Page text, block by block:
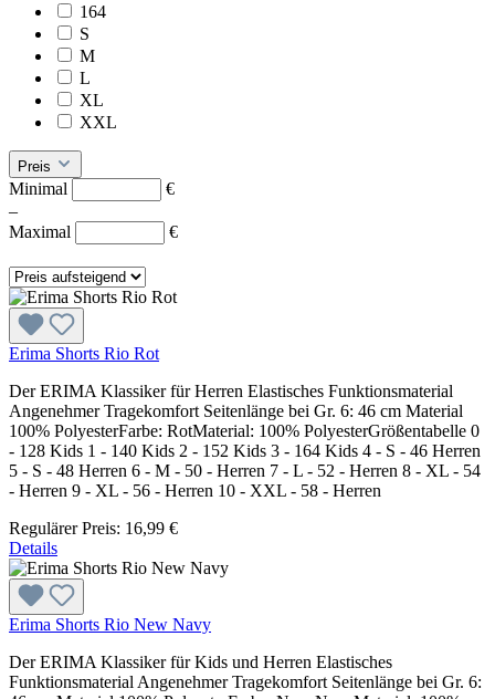
164
S
M
L
XL
XXL
Preis
Minimal
€
–
Maximal
€
Erima Shorts Rio Rot
Der ERIMA Klassiker für Herren Elastisches Funktionsmaterial
Angenehmer Tragekomfort Seitenlänge bei Gr. 6: 46 cm Material
100% PolyesterFarbe: RotMaterial: 100% PolyesterGrößentabelle 0
- 128 Kids 1 - 140 Kids 2 - 152 Kids 3 - 164 Kids 4 - S - 46 Herren
5 - S - 48 Herren 6 - M - 50 - Herren 7 - L - 52 - Herren 8 - XL - 54
- Herren 9 - XL - 56 - Herren 10 - XXL - 58 - Herren
Regulärer Preis: 16,99 €
Details
Erima Shorts Rio New Navy
Der ERIMA Klassiker für Kids und Herren Elastisches
Funktionsmaterial Angenehmer Tragekomfort Seitenlänge bei Gr. 6: